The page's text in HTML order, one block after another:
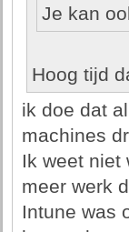
Je kan
Hoog tijd
ik doe dat
machines
Ik weet niet
meer werk
Intune was